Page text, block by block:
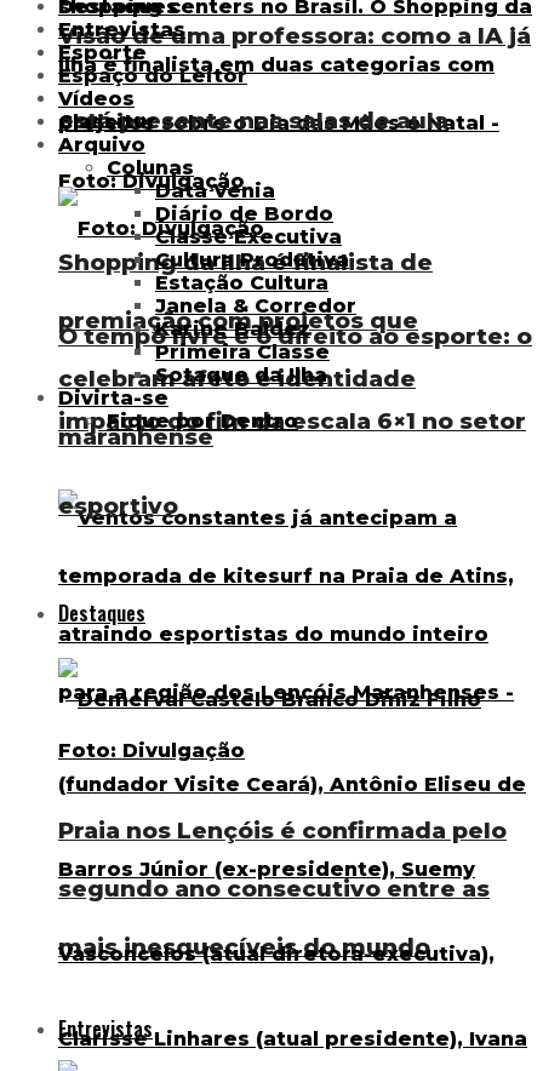
Shopping da Ilha é finalista de
premiação com projetos que
celebram afeto e identidade
maranhense
Praia nos Lençóis é confirmada pelo
segundo ano consecutivo entre as
mais inesquecíveis do mundo
Entrevistas
Visão de uma professora: como a IA já
está presente nas salas de aula
O tempo livre e o direito ao esporte: o
impacto do fim da escala 6×1 no setor
esportivo
Destaques
Destaques
Entrevistas
Esporte
Espaço do Leitor
Vídeos
Classitur
Arquivo
Colunas
Data Venia
Diário de Bordo
Classe Executiva
Cultura Produtiva
Estação Cultura
Janela & Corredor
Karine Baldez
Primeira Classe
Sotaque da Ilha
Divirta-se
Fique por Dentro